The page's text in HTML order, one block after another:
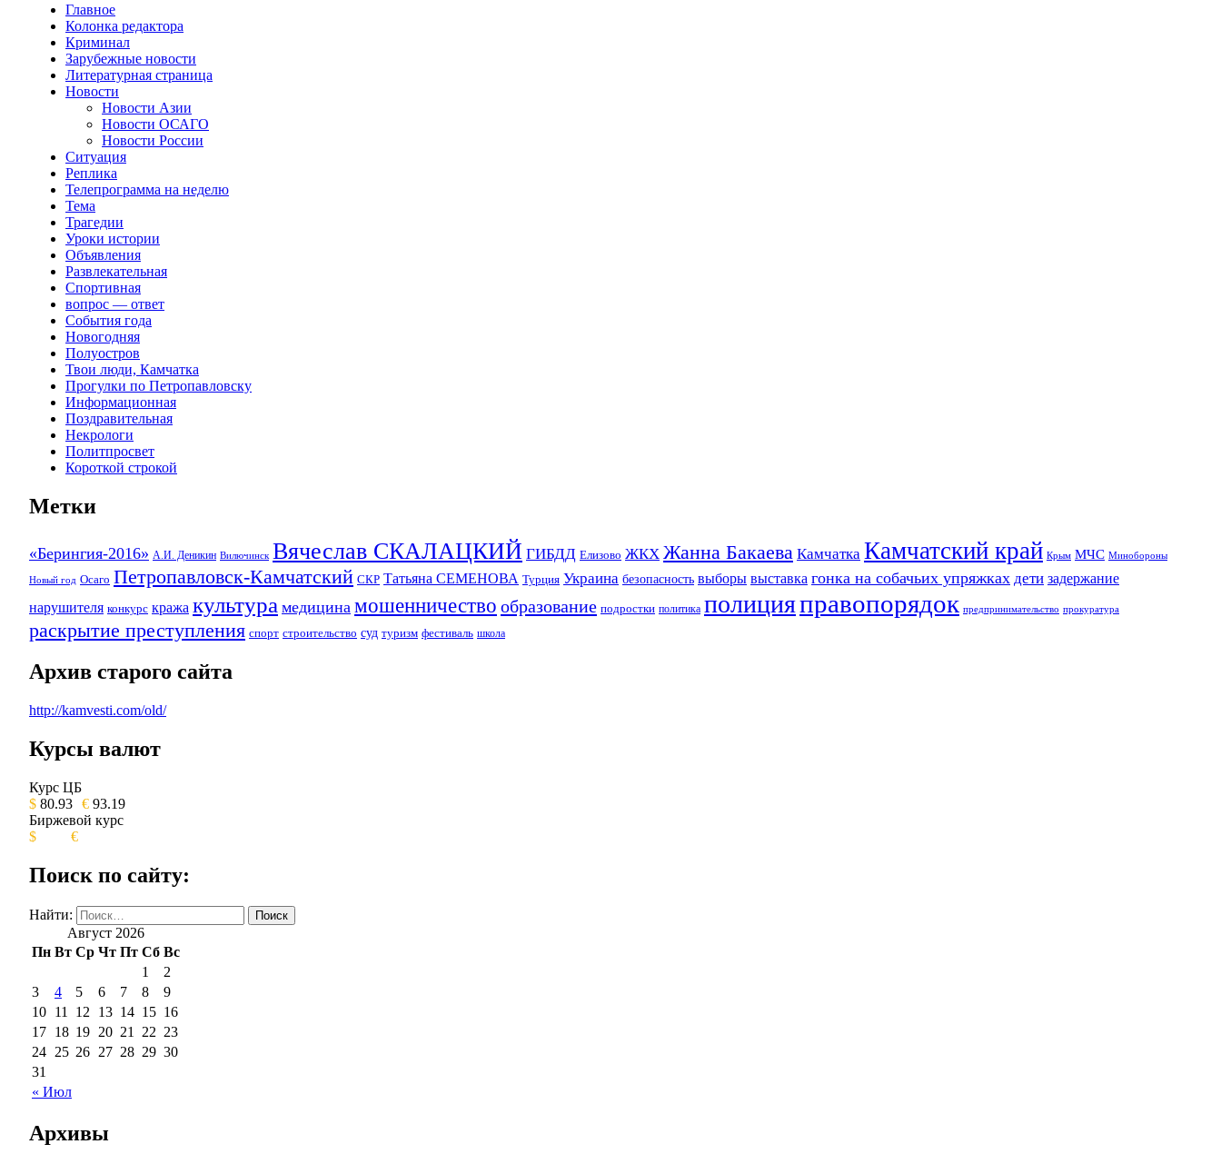
Главное
Колонка редактора
Криминал
Зарубежные новости
Литературная страница
Новости
Новости Азии
Новости ОСАГО
Новости России
Ситуация
Реплика
Телепрограмма на неделю
Тема
Трагедии
Уроки истории
Объявления
Развлекательная
Спортивная
вопрос — ответ
События года
Новогодняя
Полуостров
Твои люди, Камчатка
Прогулки по Петропавловску
Информационная
Поздравительная
Некрологи
Политпросвет
Короткой строкой
Метки
«Берингия-2016» А.И. Деникин Вилючинск Вячеслав СКАЛАЦКИЙ ГИБДД Елизово ЖКХ Жанна Бакаева Камчатка Камчатский край Крым МЧС Минобороны
Новый год Осаго Петропавловск-Камчатский СКР Татьяна СЕМЕНОВА Турция Украина безопасность выборы выставка гонка на собачьих упряжках дети задержание
нарушителя конкурс кража культура медицина мошенничество образование подростки политика полицияправопорядок предпринимательство прокуратура
раскрытие преступления спорт строительство суд туризм фестиваль школа
Архив старого сайта
http://kamvesti.com/old/
ОБЩЕСТВЕННО-ПОЛИТИЧЕСКОЕ ИЗДАНИЕ КАМЧАТСКОГО КРАЯ.
Курсы валют
Курс ЦБ
$ 80.93 € 93.19
Биржевой курс
$
€
Поиск по сайту:
Найти:
Август 2026
Пн Вт Ср Чт Пт Сб Вс
« Июл
1
2
3
4 5 6 7 8
9
10 11 12 13 14 15 16
17 18 19 20 21 22 23
24 25 26 27 28 29 30
31
Архивы